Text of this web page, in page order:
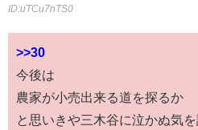
ID:uTCu7nTS0
>>30
今後は
農家が小売出来る道を探るか
と思いきや三木谷に泣かぬ気